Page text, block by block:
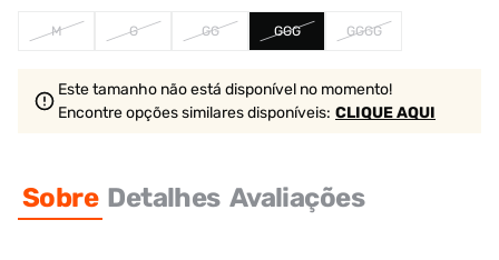
M G GG GGG GGGG
Este tamanho não está disponível no momento!
Encontre opções similaresdisponíveis: CLIQUE AQUI
Sobre Detalhes Avaliações